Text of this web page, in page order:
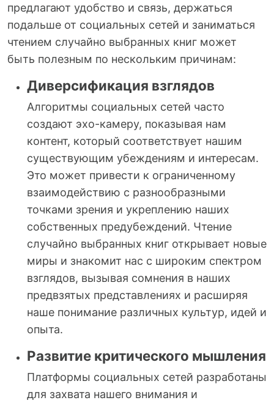
предлагают удобство и связь, держаться
подальше от социальных сетей и заниматься
чтением случайно выбранных книг может
быть полезным по нескольким причинам:
Диверсификация взглядов
Алгоритмы социальных сетей часто
создают эхо-камеру, показывая нам
контент, который соответствует нашим
существующим убеждениям и интересам.
Это может привести к ограниченному
взаимодействию с разнообразными
точками зрения и укреплению наших
собственных предубеждений. Чтение
случайно выбранных книг открывает новые
миры и знакомит нас с широким спектром
взглядов, вызывая сомнения в наших
предвзятых представлениях и расширяя
наше понимание различных культур, идей и
опыта.
Развитие критического мышления
Платформы социальных сетей разработаны
для захвата нашего внимания и